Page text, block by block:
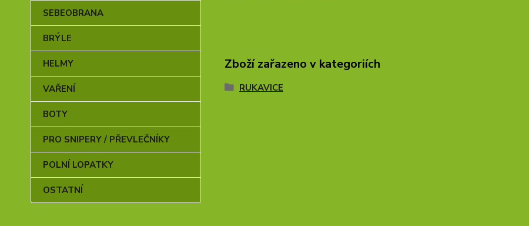
SEBEOBRANA
BRÝLE
HELMY
VAŘENÍ
BOTY
PRO SNIPERY / PŘEVLEČNÍKY
POLNÍ LOPATKY
OSTATNÍ
Zboží zařazeno v kategoriích
RUKAVICE